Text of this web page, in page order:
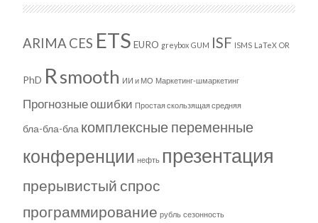
ARIMA CES ETS EURO greybox GUM ISF ISMS LaTeX OR
PhD Rsmooth ИИ и МО Маркетинг-шмаркетинг
Прогнозные ошибки Простая скользящая средняя
бла-бла-бла комплексные переменные
конференции нефть презентация
прерывистый спрос
программирование рубль сезонность